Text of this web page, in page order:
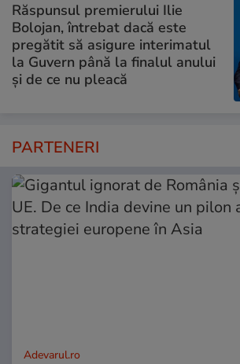
Răspunsul premierului Ilie
Bolojan, întrebat dacă este
pregătit să asigure interimatul
la Guvern până la finalul anului
și de ce nu pleacă
PARTENERI
Adevarul.ro